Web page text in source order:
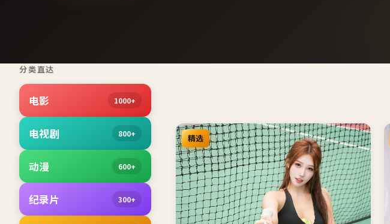
分类直达
电影 1000+
电视剧 800+
动漫 600+
纪录片 300+
精选